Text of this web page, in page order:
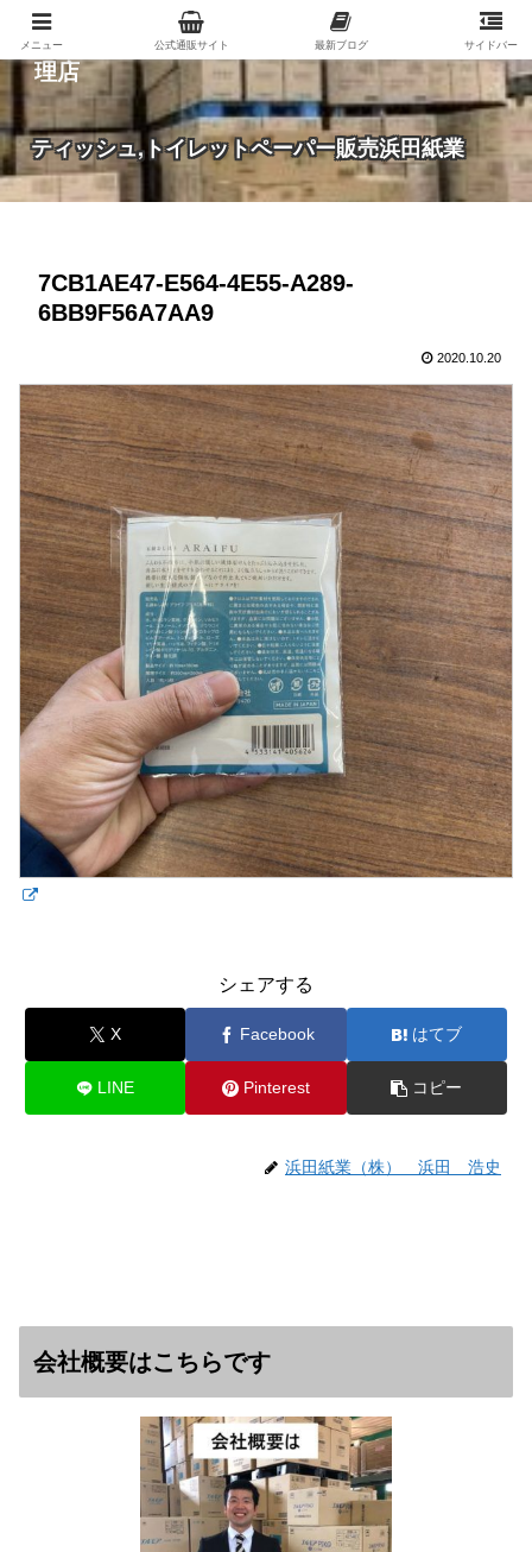
紙（家庭紙・包装紙・印刷用紙など）の総合代
理店
ティッシュ,トイレットペーパー販売浜田紙業
7CB1AE47-E564-4E55-A289-
6BB9F56A7AA9
2020.10.20
シェアする
X Facebook はてブ
LINE Pinterest コピー
浜田紙業（株） 浜田 浩史
会社概要はこちらです
メニュー 公式通販サイト 最新ブログ サイドバー